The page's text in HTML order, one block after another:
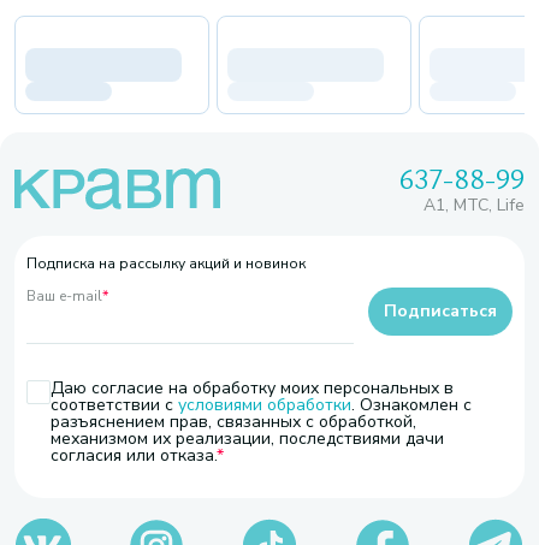
637-88-99
A1, МТС, Life
Подписка на рассылку акций и новинок
Ваш e-mail*
Даю согласие на обработку моих персональных в
соответствии с условиями обработки. Ознакомлен с
разъяснением прав, связанных с обработкой,
механизмом их реализации, последствиями дачи
согласия или отказа.
Подписаться